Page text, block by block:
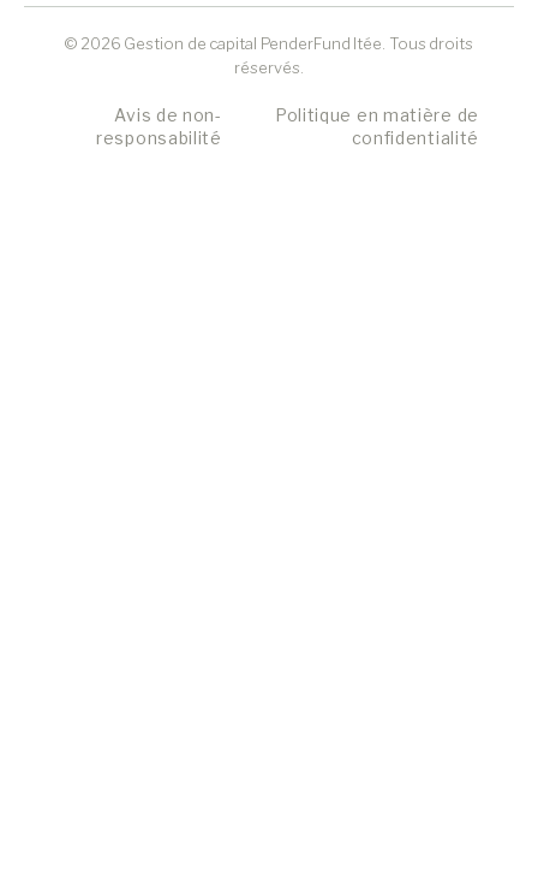
© 2026 Gestion de capital PenderFund ltée. Tous droits
réservés.
Avis de non-
responsabilité
Politique en matière de
confidentialité